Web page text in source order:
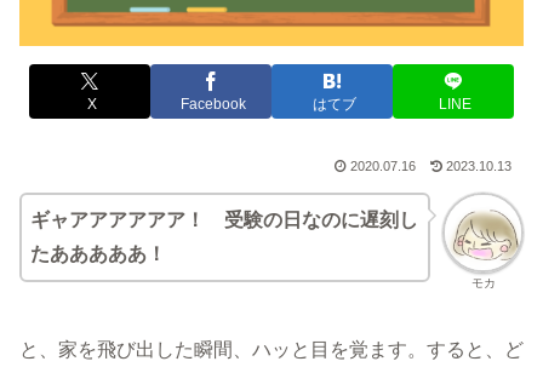
X Facebook はてブ LINE
2020.07.16 2023.10.13
モカ
ギャアアアアアア！ 受験の日なのに遅刻し
たあああああ！
と、家を飛び出した瞬間、ハッと目を覚ます。すると、ど